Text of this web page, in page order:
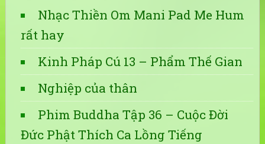
Nhạc Thiền Om Mani Pad Me Hum
rất hay
Kinh Pháp Cú 13 – Phẩm Thế Gian
Nghiệp của thân
Phim Buddha Tập 36 – Cuộc Đời
Đức Phật Thích Ca Lồng Tiếng